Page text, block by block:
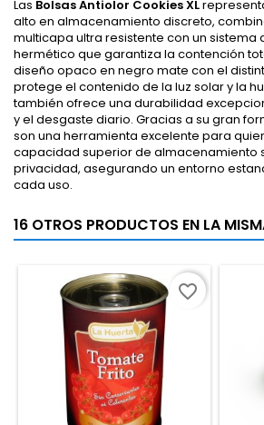
Las Bolsas Antiolor Cookies XL
alto en almacenamiento discreto,
multicapa ultra resistente con un sistema
hermético que garantiza la contención
diseño opaco en negro mate con el
protege el contenido de la luz solar y la
también ofrece una durabilidad
y el desgaste diario. Gracias a su gran
son una herramienta excelente para
capacidad superior de almacenamiento
privacidad, asegurando un entorno
cada uso.
16 OTROS PRODUCTOS EN LA
favorite_border